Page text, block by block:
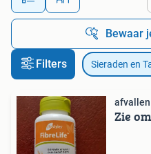
Bewaar
Filters Sieraden en
Zie